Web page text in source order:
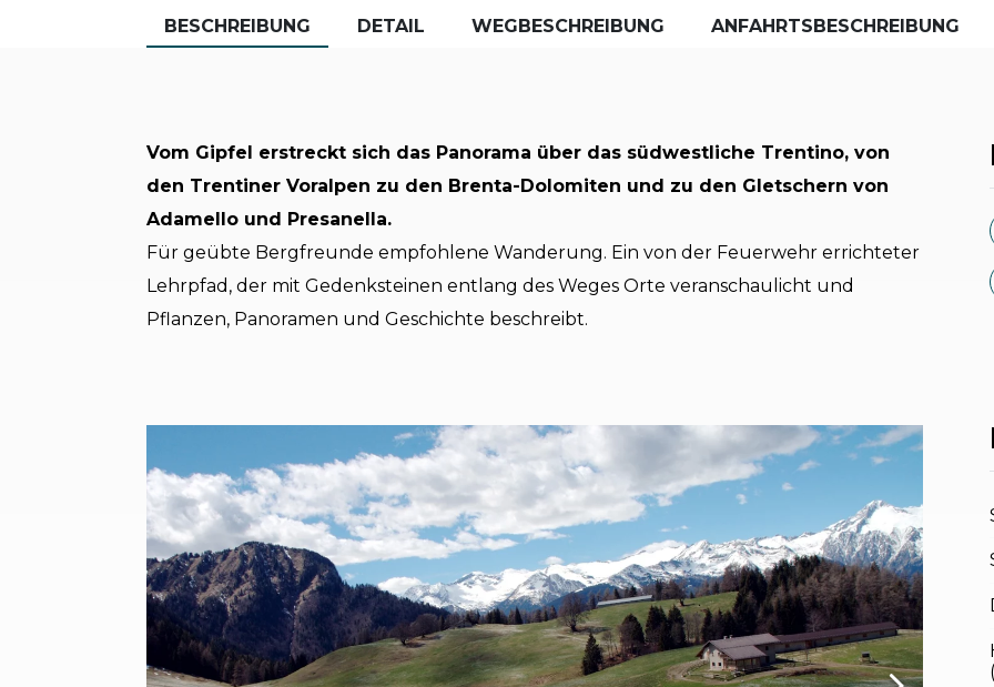
BESCHREIBUNG DETAIL WEGBESCHREIBUNG ANFAHRTSBESCHREIBUNG
Vom Gipfel erstreckt sich das Panorama über das südwestliche Trentino, von
den Trentiner Voralpen zu den Brenta-Dolomiten und zu den Gletschern von
Adamello und Presanella.
Für geübte Bergfreunde empfohlene Wanderung. Ein von der Feuerwehr errichteter
Lehrpfad, der mit Gedenksteinen entlang des Weges Orte veranschaulicht und
Pflanzen, Panoramen und Geschichte beschreibt.